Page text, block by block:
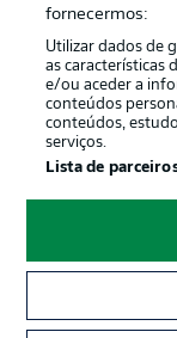
Oferecido por
Gerir
fornecermos:
Utilizar dados de
as características
e/ou aceder a
conteúdos
conteúdos,
serviços.
Lista de